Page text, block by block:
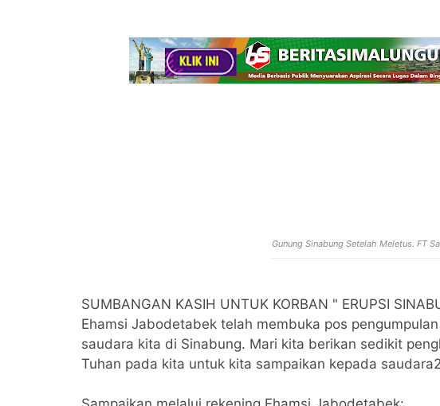
Gunung Sinabung Setelah Meletus. FT
SUMBANGAN KASIH UNTUK KORBAN " ERUPSI
Ehamsi Jabodetabek telah membuka pos
saudara kita di Sinabung. Mari kita berikan sedikit
Tuhan pada kita untuk kita sampaikan kepada